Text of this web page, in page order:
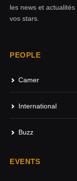
les news et
vos stars.
PEOPLE
Camer
International
Buzz
EVENTS